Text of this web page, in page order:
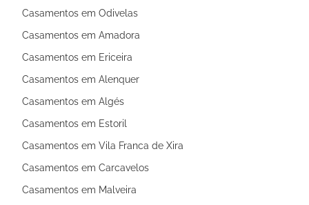
Casamentos em Odivelas
Casamentos em Amadora
Casamentos em Ericeira
Casamentos em Alenquer
Casamentos em Algés
Casamentos em Estoril
Casamentos em Vila Franca de Xira
Casamentos em Carcavelos
Casamentos em Malveira